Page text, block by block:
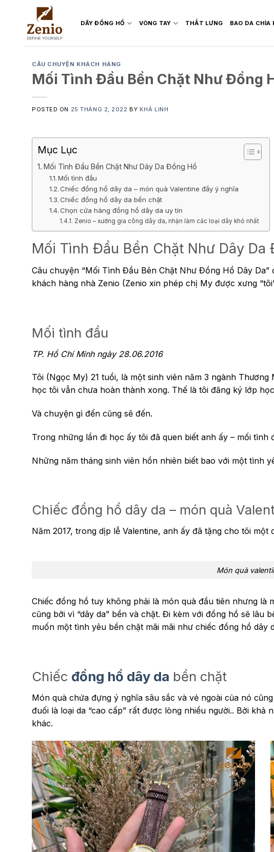
content
DÂY ĐỒNG HỒ VÒNG TAY THẮT LƯNG BAO DA CHÌA
CÂU CHUYỆN KHÁCH HÀNG
Mối Tình Đầu Bền Chặt Như Đồng
POSTED ON 25 THÁNG 2, 2022 BY KHẢ LINH
Mục Lục
Mối Tình Đầu Bền Chặt Như Dây Da Đồng Hồ
Mối tình đầu
Chiếc đồng hồ dây da – món quà Valentine đầy ý nghĩa
Chiếc đồng hồ dây da bền chặt
Chọn cửa hàng đồng hồ dây da uy tín
Zenio – xưởng gia công dây da, nhận làm các loại dây khó nhất
Mối Tình Đầu Bền Chặt Như Dây Da
Câu chuyện “Mối Tình Đầu Bên Chặt Như Đồng Hồ Dây
khách hàng nhà Zenio (Zenio xin phép chị My được xưng
Mối tình đầu
TP. Hồ Chí Minh ngày 28.06.2016
Tôi (Ngọc My) 21 tuổi, là một sinh viên năm 3 ngành
học tôi vẫn chưa hoàn thành xong. Thế là tôi đăng ký lớp
Và chuyện gì đến cũng sẽ đến.
Trong những lần đi học ấy tôi đã quen biết anh ấy – mối tình
Những năm tháng sinh viên hồn nhiên biết bao với một tình
Chiếc đồng hồ dây da – món quà
Năm 2017, trong dịp lễ Valentine, anh ấy đã tặng cho tôi một
Món quà
Chiếc đồng hồ tuy không phải là món quà đầu tiên nhưng là
cũng bởi vì “dây da” bền và chặt. Đi kèm với đồng hồ sẽ lâu
muốn một tình yêu bền chặt mãi mãi như chiếc đồng hồ dây
Chiếc đồng hồ dây da bền chặt
Món quà chứa đựng ý nghĩa sâu sắc và vẻ ngoài của nó
đuối là loại da “cao cấp” rất được lòng nhiều người.. Bởi
khác.